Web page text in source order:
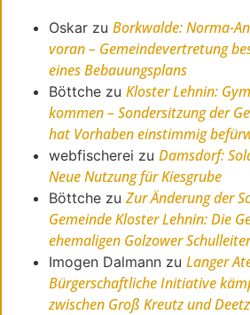
Oskar zu Borkwalde: Norma-
voran – Gemeindevertretung
eines Bebauungsplans
Böttche zu Kloster Lehnin:
kommen – Sondersitzung der
hat Vorhaben einstimmig
webfischerei zu Damsdorf:
Neue Nutzung für Kiesgrube
Böttche zuZur Änderung der
Gemeinde Kloster Lehnin: Die
ehemaligen Golzower
Imogen Dalmann zu Langer
Bürgerschaftliche Initiative
zwischen Groß Kreutz und Deetz